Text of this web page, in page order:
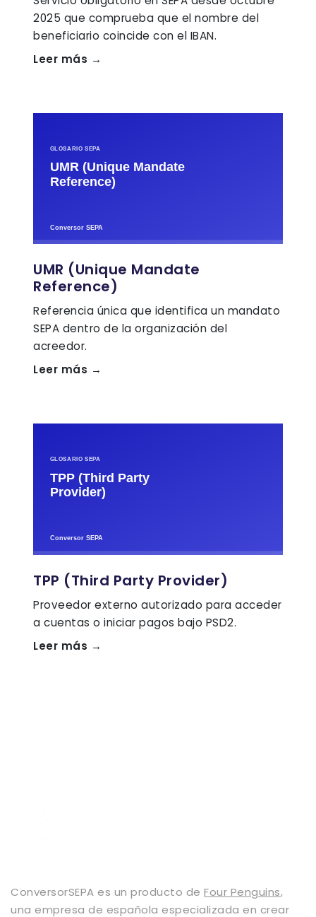
2025 que comprueba que el nombre del
beneficiario coincide con el IBAN.
Leer más →
UMR (Unique Mandate
Reference)
Referencia única que identifica un mandato
SEPA dentro de la organización del
acreedor.
Leer más →
TPP (Third Party Provider)
Proveedor externo autorizado para acceder
a cuentas o iniciar pagos bajo PSD2.
Leer más →
ConversorSEPA es un producto de Four Penguins,
una empresa de española especializada en crear